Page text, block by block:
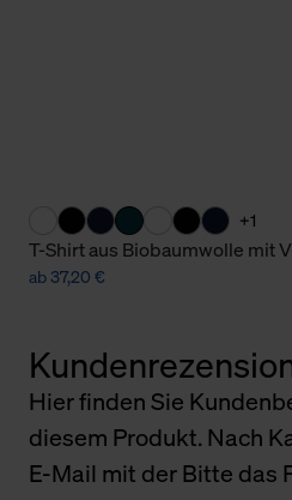
+1
T-Shirt aus Biobaumwolle mit
ab 37,20 €
Hier finden Sie
diesem Produkt. Nach
E-Mail mit der Bitte das